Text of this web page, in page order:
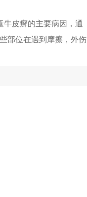
牛皮癣的主要病因，通
部位在遇到摩擦，外伤